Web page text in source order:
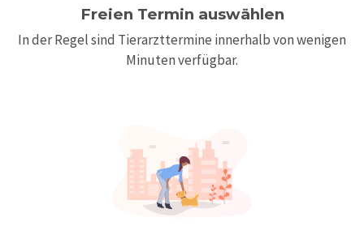
Freien Termin auswählen
In der Regel sind Tierarzttermine innerhalb von wenigen
Minuten verfügbar.